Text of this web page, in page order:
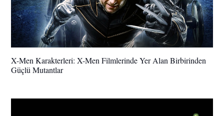
X-Men Karakterleri: X-Men Filmlerinde Yer Alan Birbirinden
Güçlü Mutantlar